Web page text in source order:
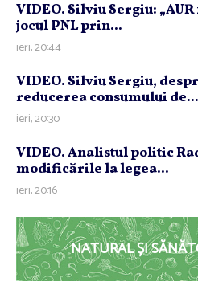
VIDEO. Silviu Sergiu:
jocul PNL prin...
ieri, 20:44
VIDEO. Silviu Sergiu,
reducerea consumului de...
ieri, 20:30
VIDEO. Analistul politic
modificările la legea...
ieri, 20:16
NATURAL ȘI